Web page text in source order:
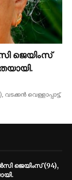
ജെയിംസ്
വെള്ളാപ്പാട്ട്,
ജെയിംസ് (94),